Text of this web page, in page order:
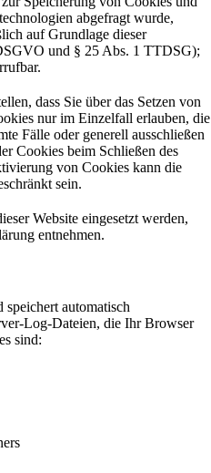
abgefragt wurde,
auf Grundlage dieser
und § 25 Abs. 1 TTDSG);
dass Sie über das Setzen von
nur im Einzelfall erlauben, die
Fälle oder generell ausschließen
Cookies beim Schließen des
von Cookies kann die
sein.
Website eingesetzt werden,
entnehmen.
automatisch
Log-Dateien, die Ihr Browser
sind: